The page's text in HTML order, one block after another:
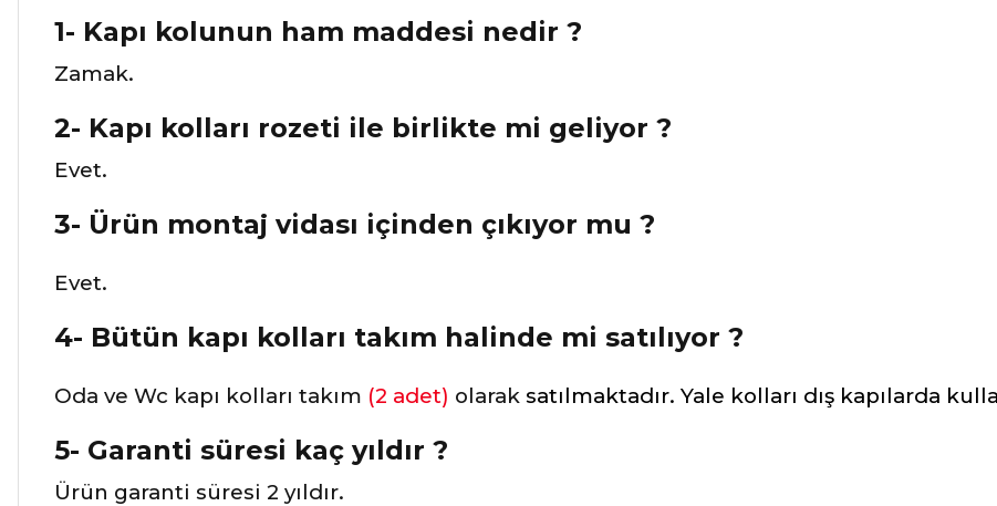
1- Kapı kolunun ham maddesi nedir ?
Zamak.
2- Kapı kolları rozeti ile birlikte mi geliyor ?
Evet.
3- Ürün montaj vidası içinden çıkıyor mu ?
Evet.
4- Bütün kapı kolları takım halinde mi satılıyor ?
Oda ve Wc kapı kolları takım (2 adet) olarak satılmaktadır. Yale kolları dış kapılarda
5- Garanti süresi kaç yıldır ?
Ürün garanti süresi 2 yıldır.